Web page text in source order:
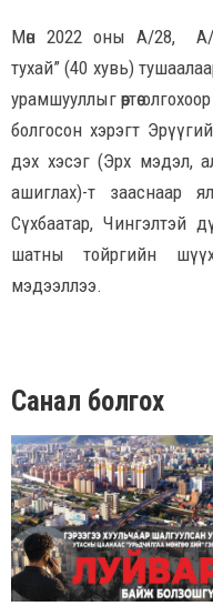
Мөн 2022 оны А/28, А/
тухай” (40 хувь)
урамшууллыг өөртөө
болгосон хэрэгт
дэх хэсэг (Эрх мэдэл,
ашиглах)-т зааснаар
Сүхбаатар, Чингэлтэй
шатны тойргийн
мэдээллээ.
Санал болгох